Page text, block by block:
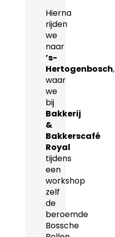
Hierna
rijden
we
naar
’s-
Hertogenbosch,
waar
we
bij
Bakkerij
&
Bakkerscafé
Royal
tijdens
een
workshop
zelf
de
beroemde
Bossche